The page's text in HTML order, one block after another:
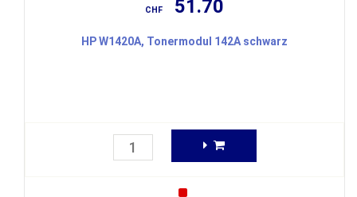
CHF 51.70
HP W1420A, Tonermodul 142A schwarz